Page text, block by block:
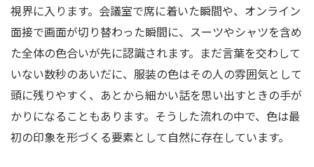
視界に入ります。会議室で席に着いた瞬間や、オンライン
面接で画面が切り替わった瞬間に、スーツやシャツを含め
た全体の色合いが先に認識されます。まだ言葉を交わして
いない数秒のあいだに、服装の色はその人の雰囲気として
頭に残りやすく、あとから細かい話を思い出すときの手が
かりになることもあります。そうした流れの中で、色は最
初の印象を形づくる要素として自然に存在しています。